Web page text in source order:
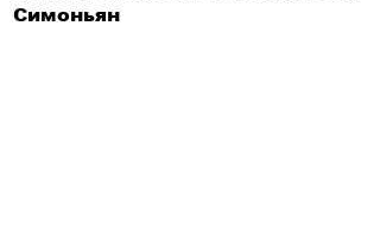
Симоньян